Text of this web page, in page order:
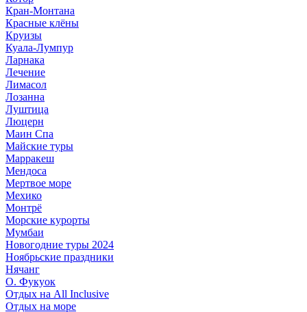
Кран-Монтана
Красные клёны
Круизы
Куала-Лумпур
Ларнака
Лечение
Лимасол
Лозанна
Луштица
Люцерн
Маин Спа
Майские туры
Марракеш
Мендоса
Мертвое море
Мехико
Монтрё
Морские курорты
Мумбаи
Новогодние туры 2024
Ноябрьские праздники
Нячанг
О. Фукуок
Отдых на All Inclusive
Отдых на море